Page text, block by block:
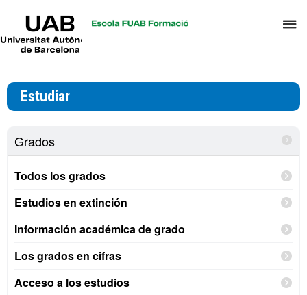
Universitat
Estudiar
Grados
Todos los grados
Estudios en extinción
Información académica de grado
Los grados en cifras
Acceso a los estudios